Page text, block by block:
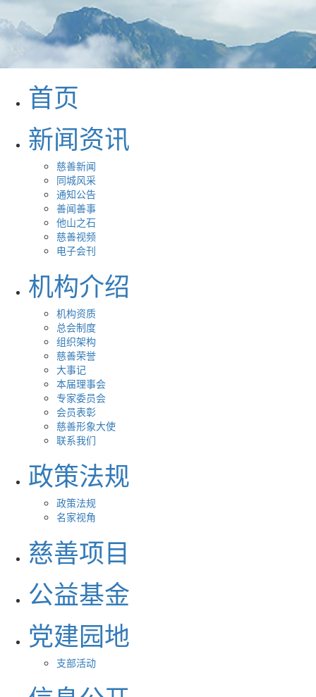
首页
新闻资讯
慈善新闻
同城风采
通知公告
善闻善事
他山之石
慈善视频
电子会刊
机构介绍
机构资质
总会制度
组织架构
慈善荣誉
大事记
本届理事会
专家委员会
会员表彰
慈善形象大使
联系我们
政策法规
政策法规
名家视角
慈善项目
公益基金
党建园地
支部活动